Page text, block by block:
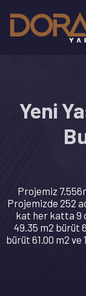
Yeni
Projemiz
Projemizde 252
kat her katta 9
49.35 m2 bürüt
bürüt 61.00 m2